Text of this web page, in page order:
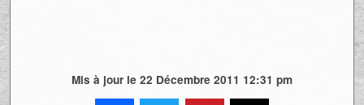
Mis à jour le 22 Décembre 2011 12:31 pm